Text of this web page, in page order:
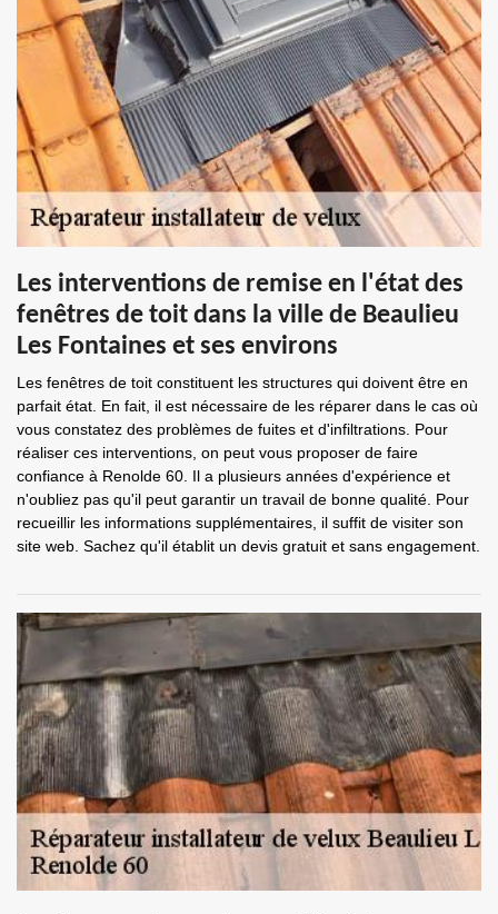
Les interventions de remise en l'état des
fenêtres de toit dans la ville de Beaulieu
Les Fontaines et ses environs
Les fenêtres de toit constituent les structures qui doivent être en
parfait état. En fait, il est nécessaire de les réparer dans le cas où
vous constatez des problèmes de fuites et d'infiltrations. Pour
réaliser ces interventions, on peut vous proposer de faire
confiance à Renolde 60. Il a plusieurs années d'expérience et
n'oubliez pas qu'il peut garantir un travail de bonne qualité. Pour
recueillir les informations supplémentaires, il suffit de visiter son
site web. Sachez qu'il établit un devis gratuit et sans engagement.